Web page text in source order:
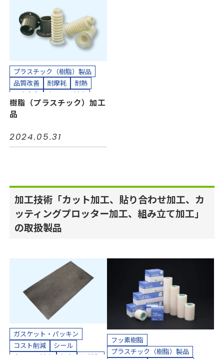
カッティングプロッター加工
カット加工
接着加工
縫製加工（工業用）
貼り合わせ加工
プラスチック（樹脂）製品
品質改善
耐摩耗
耐熱
長寿命化
小ロット対応
カット加工
貼り合わせ加工
カッティングプロッター加工
樹脂（プラスチック）加工
品
2024.05.31
加工技術「カット加工、貼り合わせ加工、カ
ッティングプロッター加工、組み立て加工」
の取扱製品
ガスケット・パッキン
コスト削減
シール
小ロット対応
気密 短納期
フッ素樹脂
プラスチック（樹脂）製品